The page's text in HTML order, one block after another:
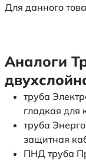
Для данного
Аналоги
труба
гладкая для
труба
защитная
ПНД труба